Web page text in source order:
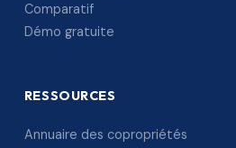
Comparatif
Démo gratuite
RESSOURCES
Annuaire des copropriétés